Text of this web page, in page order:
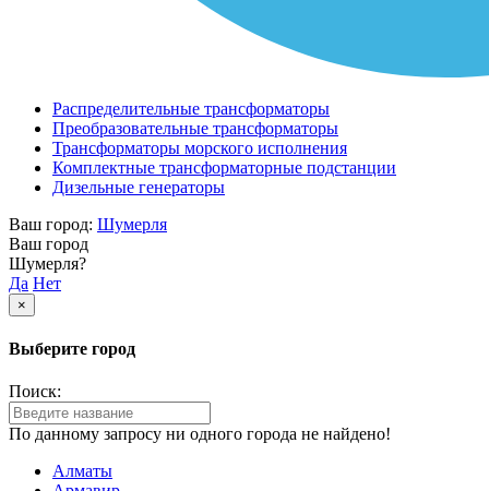
Распределительные трансформаторы
Преобразовательные трансформаторы
Трансформаторы морского исполнения
Комплектные трансформаторные подстанции
Дизельные генераторы
Ваш город: Шумерля
Ваш город
Шумерля?
Да Нет
×
Выберите город
Поиск:
По данному запросу ни одного города не найдено!
Алматы